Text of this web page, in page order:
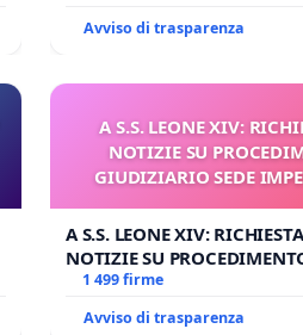
Avviso di trasparenza
A S.S. LEONE XIV:
NOTIZIE SU
GIUDIZIARIO SEDE
A S.S. LEONE XIV:
NOTIZIE SU
GIUDIZIARIO SEDE
BENEDETTO XVI
1 499 firme
Avviso di trasparenza